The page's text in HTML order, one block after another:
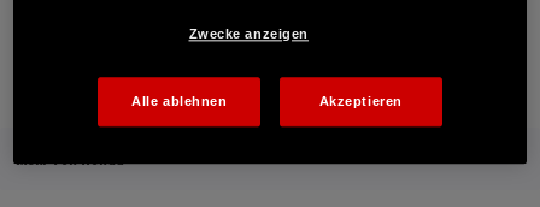
Mehr von Honda
Zwecke anzeigen
Alle ablehnen Akzeptieren